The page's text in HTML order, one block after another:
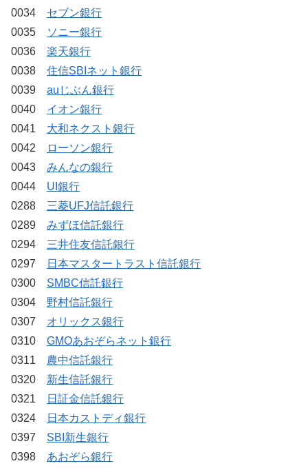
0034 セブン銀行
0035
ソニー銀行
0036 楽天銀行
0038 住信SBIネット銀行
0039 auじぶん銀行
0040 イオン銀行
0041 大和ネクスト銀行
0042
ローソン銀行
0043 みんなの銀行
0044 UI銀行
0288 三菱UFJ信託銀行
0289 みずほ信託銀行
0294 三井住友信託銀行
0297
日本マスタートラスト信託銀行
0300 SMBC信託銀行
0304 野村信託銀行
0307 オリックス銀行
0310 GMOあおぞらネット銀行
0311 農中信託銀行
0320 新生信託銀行
0321
日証金信託銀行
0324
日本カストディ銀行
0397 SBI新生銀行
0398 あおぞら銀行